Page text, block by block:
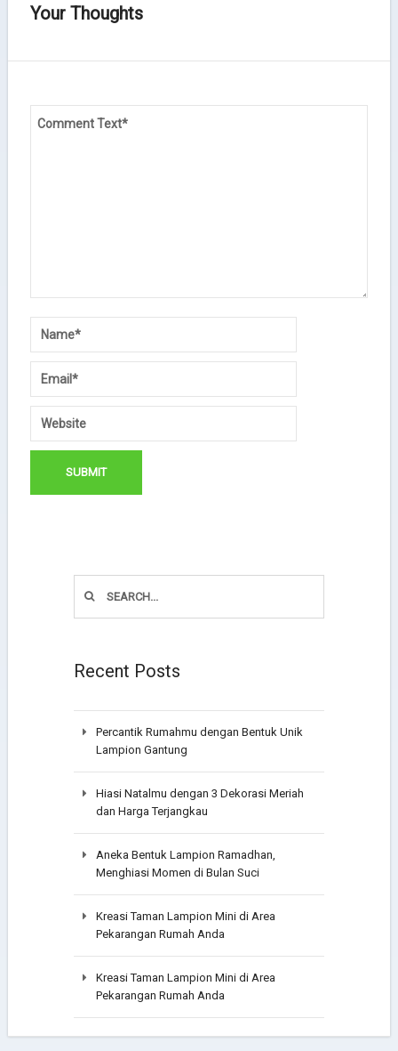
Your Thoughts
Recent Posts
Percantik Rumahmu dengan Bentuk Unik
Lampion Gantung
Hiasi Natalmu dengan 3 Dekorasi Meriah
dan Harga Terjangkau
Aneka Bentuk Lampion Ramadhan,
Menghiasi Momen di Bulan Suci
Kreasi Taman Lampion Mini di Area
Pekarangan Rumah Anda
Kreasi Taman Lampion Mini di Area
Pekarangan Rumah Anda